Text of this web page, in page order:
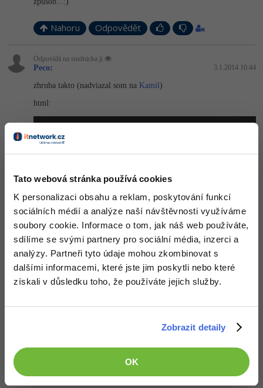
Tato webová stránka používá cookies
K personalizaci obsahu a reklam, poskytování funkcí
sociálních médií a analýze naší návštěvnosti využíváme
soubory cookie. Informace o tom, jak náš web používáte,
sdílíme se svými partnery pro sociální média, inzerci a
analýzy. Partneři tyto údaje mohou zkombinovat s
dalšími informacemi, které jste jim poskytli nebo které
získali v důsledku toho, že používáte jejich služby.
Zobrazit detaily
OK
Nahoru Odpovědět
Odpovídá na studnicka.ji
Peco: 3.1.2014 10:44
zhruba takto (nadviazal som na Kamil )
html:
<html>
<li><a href="http://www.itnetwork.cz/"
href=
</menu>
</body>
</html>
style:
a{border:solid black 1px;
    background:black;
    padding:15px;
a:hover{background:yellow;color:blue;}
menu li{float:left;list-style:none;padding-
Odpovědět